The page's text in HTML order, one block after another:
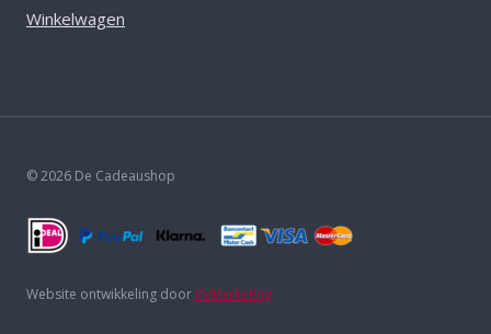
Winkelwagen
© 2026 De Cadeaushop
Website ontwikkeling door PVMarketing